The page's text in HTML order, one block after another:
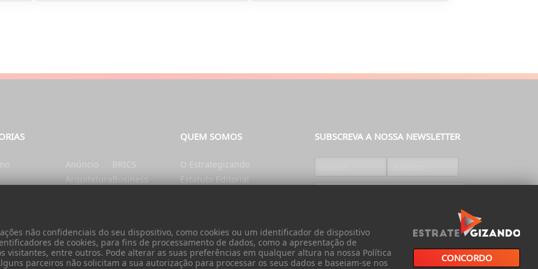
não confidenciais do seu dispositivo, como cookies ou um identificador de dispositivo
de cookies, para fins de processamento de dados, como a apresentação de
visitantes, entre outros. Pode alterar as suas preferências em qualquer altura na nossa Política
parceiros não solicitam a sua autorização para processar os seus dados e baseiam-se nos CONCORDO
Anúncio
Arquitetura
BRICS
Business
Cidadania
QUEM SOMOS
O Estrategizando
Estatuto Editorial
SUBSCREVA A NOSSA NEWSLETTER
SUBSCREVER